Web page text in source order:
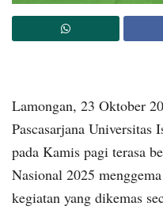
Lamongan, 23 Oktober
Pascasarjana
pada Kamis pagi terasa
Nasional 2025
kegiatan yang dikemas